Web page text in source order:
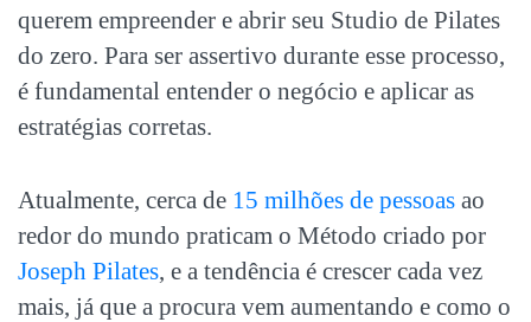
querem empreender e abrir seu Studio de Pilates
do zero. Para ser assertivo durante esse processo,
é fundamental entender o negócio e aplicar as
estratégias corretas.
Atualmente, cerca de 15 milhões de pessoas ao
redor do mundo praticam o Método criado por
Joseph Pilates, e a tendência é crescer cada vez
mais, já que a procura vem aumentando e como o